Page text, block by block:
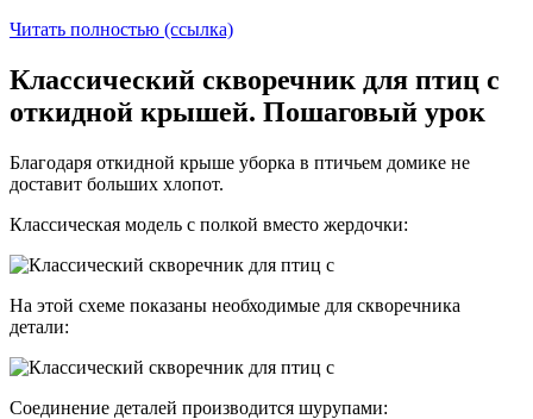
Читать полностью (ссылка)
Классический скворечник для птиц с
откидной крышей. Пошаговый урок
Благодаря откидной крыше уборка в птичьем домике не
доставит больших хлопот.
Классическая модель с полкой вместо жердочки:
На этой схеме показаны необходимые для скворечника
детали:
Соединение деталей производится шурупами: